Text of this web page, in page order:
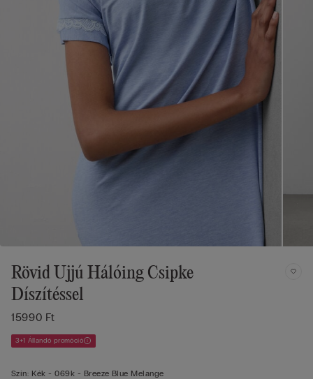
Rövid Ujjú Hálóing Csipke
Díszítéssel
15990 Ft
3+1 Állandó promóció
Szín: Kék -069k - Breeze Blue Melange